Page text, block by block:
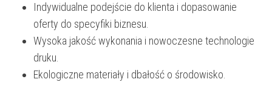
Indywidualne podejście do klienta i dopasowanie
oferty do specyfiki biznesu.
Wysoka jakość wykonania i nowoczesne technologie
druku.
Ekologiczne materiały i dbałość o środowisko.